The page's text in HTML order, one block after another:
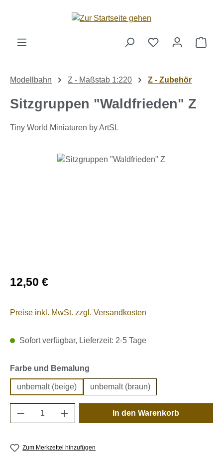
Zum Hauptinhalt springen
Modellbahn Z - Maßstab 1:220 Z - Zubehör
Sitzgruppen "Waldfrieden" Z
Tiny World Miniaturen by ArtSL
Bildergalerie überspringen
Regulärer Preis:
12,50 €
Preise inkl. MwSt. zzgl. Versandkosten
Sofort verfügbar, Lieferzeit: 2-5 Tage
Farbe und Bemalung
unbemalt (beige) unbemalt (braun)
Produkt Anzahl: Gib den gewünschten
In den Warenkorb
Zum Merkzettel hinzufügen